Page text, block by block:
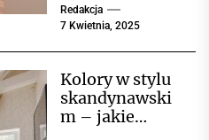
rozwiązań, które
połączą
wygląd,
funkcjonalność i
Redakcja
7 Kwietnia, 2025
Kolory w stylu
skandynawski
m – jakie